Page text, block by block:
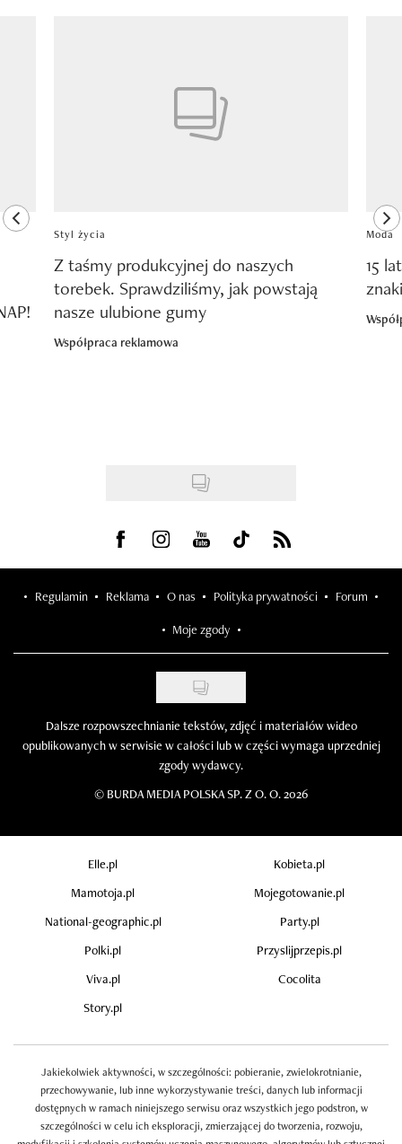
previous element
Styl życia
Z taśmy produkcyjnej do naszych
torebek. Sprawdziliśmy, jak powstają
nasze ulubione gumy
Współpraca reklamowa
Moda
15
Visit us on Facebook
Visit us on Instagram
Visit us on Youtube
Visit us on Tiktok
Visit us on Rss
Regulamin Reklama O nas Polityka prywatności Forum
Moje zgody
Dalsze rozpowszechnianie tekstów, zdjęć i materiałów wideo
opublikowanych w serwisie w całości lub w części wymaga uprzedniej
zgody wydawcy.
© BURDA MEDIA POLSKA SP. Z O. O. 2026
Elle.pl
Kobieta.pl
Mamotoja.pl
Mojegotowanie.pl
National-geographic.pl
Party.pl
Polki.pl
Przyslijprzepis.pl
Viva.pl
Cocolita
Story.pl
Jakiekolwiek aktywności, w szczególności: pobieranie, zwielokrotnianie,
przechowywanie, lub inne wykorzystywanie treści, danych lub informacji
dostępnych w ramach niniejszego serwisu oraz wszystkich jego podstron, w
szczególności w celu ich eksploracji, zmierzającej do tworzenia, rozwoju,